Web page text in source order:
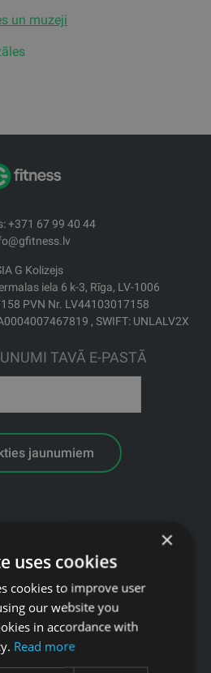
un muzeji
+371 67 99 40 44
G Kolizejs
iela 6 k-3, Rīga, LV-1006
PVN Nr. LV44103017158
, SWIFT: UNLALV2X
TAVĀ E-PASTĀ
jaunumiem
Aktīvā darba vide
×
uses cookies
cookies to improve user
our website you
in accordance with
Read more